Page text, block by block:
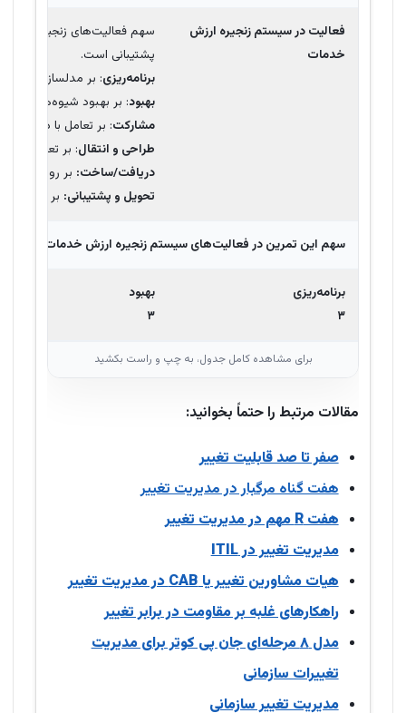
فعالیت در سیستم زنجیره ارزش
خدمات
سهم فعالیت‌های زنجیره ارزش
پشتیبانی است.
برنامه‌ریزی: بر مدلسازی
بهبود: بر بهبود شیوه‌های
مشارکت: بر تعامل با ذینفعان
طراحی و انتقال: بر تعریف و
دریافت/ساخت: بر روی
تحویل و پشتیبانی: بر اطلاع
سهم این تمرین در فعالیت‌های سیستم زنجیره ارزش خدمات یا
برنامه‌ریزی
۳
بهبود
۳
مقالات مرتبط را حتماً بخوانید:
صفر تا صد قابلیت تغییر
هفت گناه مرگبار در مدیریت تغییر
هفت R مهم در مدیریت تغییر
مدیریت تغییر در ITIL
هیات مشاورین تغییر یا CAB در مدیریت تغییر
راهکارهای غلبه بر مقاومت در برابر تغییر
مدل ۸ مرحله‌ای جان پی کوتر برای مدیریت
تغییرات سازمانی
مدیریت تغییر سازمانی